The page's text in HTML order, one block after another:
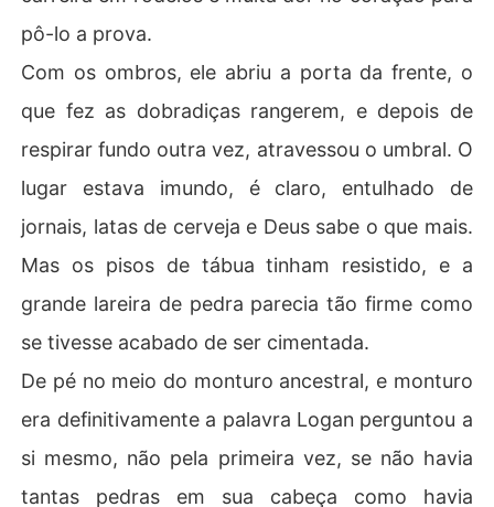
pô-lo a prova.
Com os ombros, ele abriu a porta da frente, o
que fez as dobradiças rangerem, e depois de
respirar fundo outra vez, atravessou o umbral. O
lugar estava imundo, é claro, entulhado de
jornais, latas de cerveja e Deus sabe o que mais.
Mas os pisos de tábua tinham resistido, e a
grande lareira de pedra parecia tão firme como
se tivesse acabado de ser cimentada.
De pé no meio do monturo ancestral, e monturo
era definitivamente a palavra Logan perguntou a
si mesmo, não pela primeira vez, se não havia
tantas pedras em sua cabeça como havia